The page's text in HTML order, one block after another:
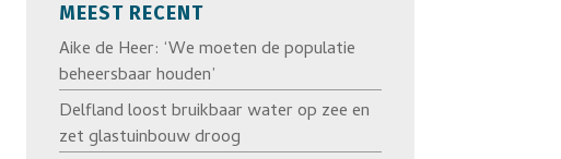
MEEST RECENT
Aike de Heer: ‘We moeten de populatie
beheersbaar houden’
Delfland loost bruikbaar water op zee en
zet glastuinbouw droog